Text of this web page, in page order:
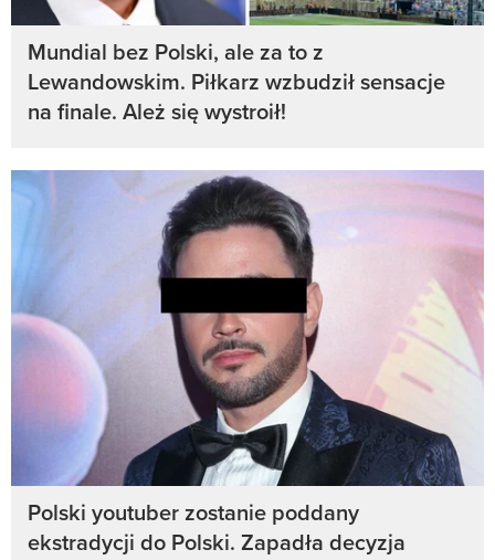
Mundial bez Polski, ale za to z
Lewandowskim. Piłkarz wzbudził sensacje
na finale. Ależ się wystroił!
Polski youtuber zostanie poddany
ekstradycji do Polski. Zapadła decyzja